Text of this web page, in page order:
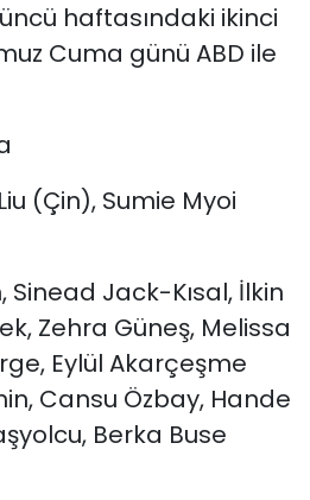
haftasındaki ikinci
Cuma günü ABD ile
(Çin), Sumie Myoi
Sinead Jack-Kısal, İlkin
Zehra Güneş, Melissa
Eylül Akarçeşme
Cansu Özbay, Hande
Berka Buse